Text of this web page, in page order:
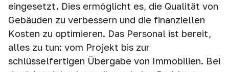
eingesetzt. Dies ermöglicht es, die Qualität von
Gebäuden zu verbessern und die finanziellen
Kosten zu optimieren. Das Personal ist bereit,
alles zu tun: vom Projekt bis zur
schlüsselfertigen Übergabe von Immobilien. Bei